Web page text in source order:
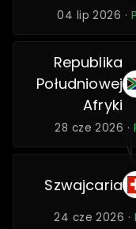
04 lip 2026 ·
Republika
Południowej
Afryki
28 cze 2026 ·
Szwajcaria
24 cze 2026 ·